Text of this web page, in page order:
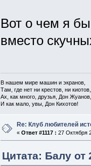
Вот о чем я
вместо
В нашем мире машин и экранов,
Там, где нет ни крестов, ни киотов,
Ах, как много, друзья, Дон Жуанов,
И как мало, увы, Дон Кихотов!
Re: Клуб любителей
« Ответ #1117 : 27 Октября
Цитата: Балу от